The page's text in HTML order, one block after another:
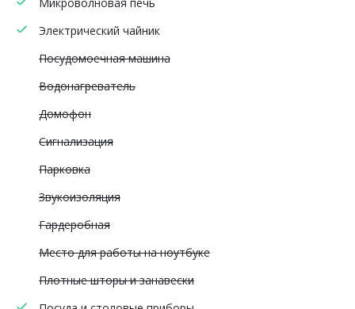
Электрический чайник
Посудомоечная машина
Водонагреватель
Домофон
Сигнализация
Парковка
Звукоизоляция
Гардеробная
Место для работы на ноутбуке
Плотные шторы и занавески